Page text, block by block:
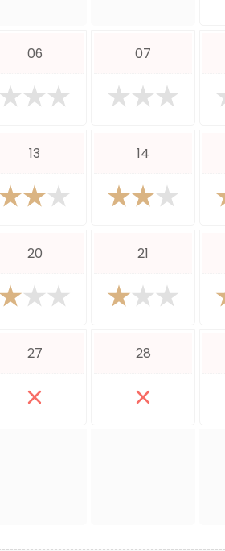
06 07
13 14
20 21
27 28